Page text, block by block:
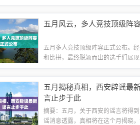
远影响，为市场带来新的发展机遇
五月风云，多人竞技顶级阵
五月多人竞技顶级阵容正式公布。
和比拼，最终脱颖而出的选手们展
一场精彩绝伦的竞技盛宴，这些选
五月揭秘真相，西安辟谣最
言止步于此
摘要：五月，关于西安的谣言将得
谣消息透露，真相将在这个月揭晓